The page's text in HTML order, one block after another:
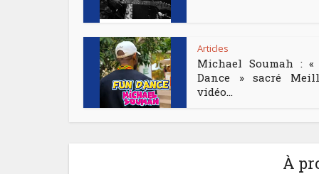
Articles
Michael Soumah :
Dance » sacré
vidéo...
À